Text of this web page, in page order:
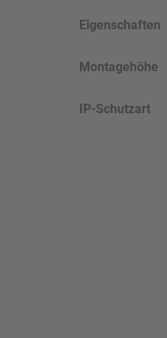
Eigenschaften
IP-Schutzart
Montagehöhe